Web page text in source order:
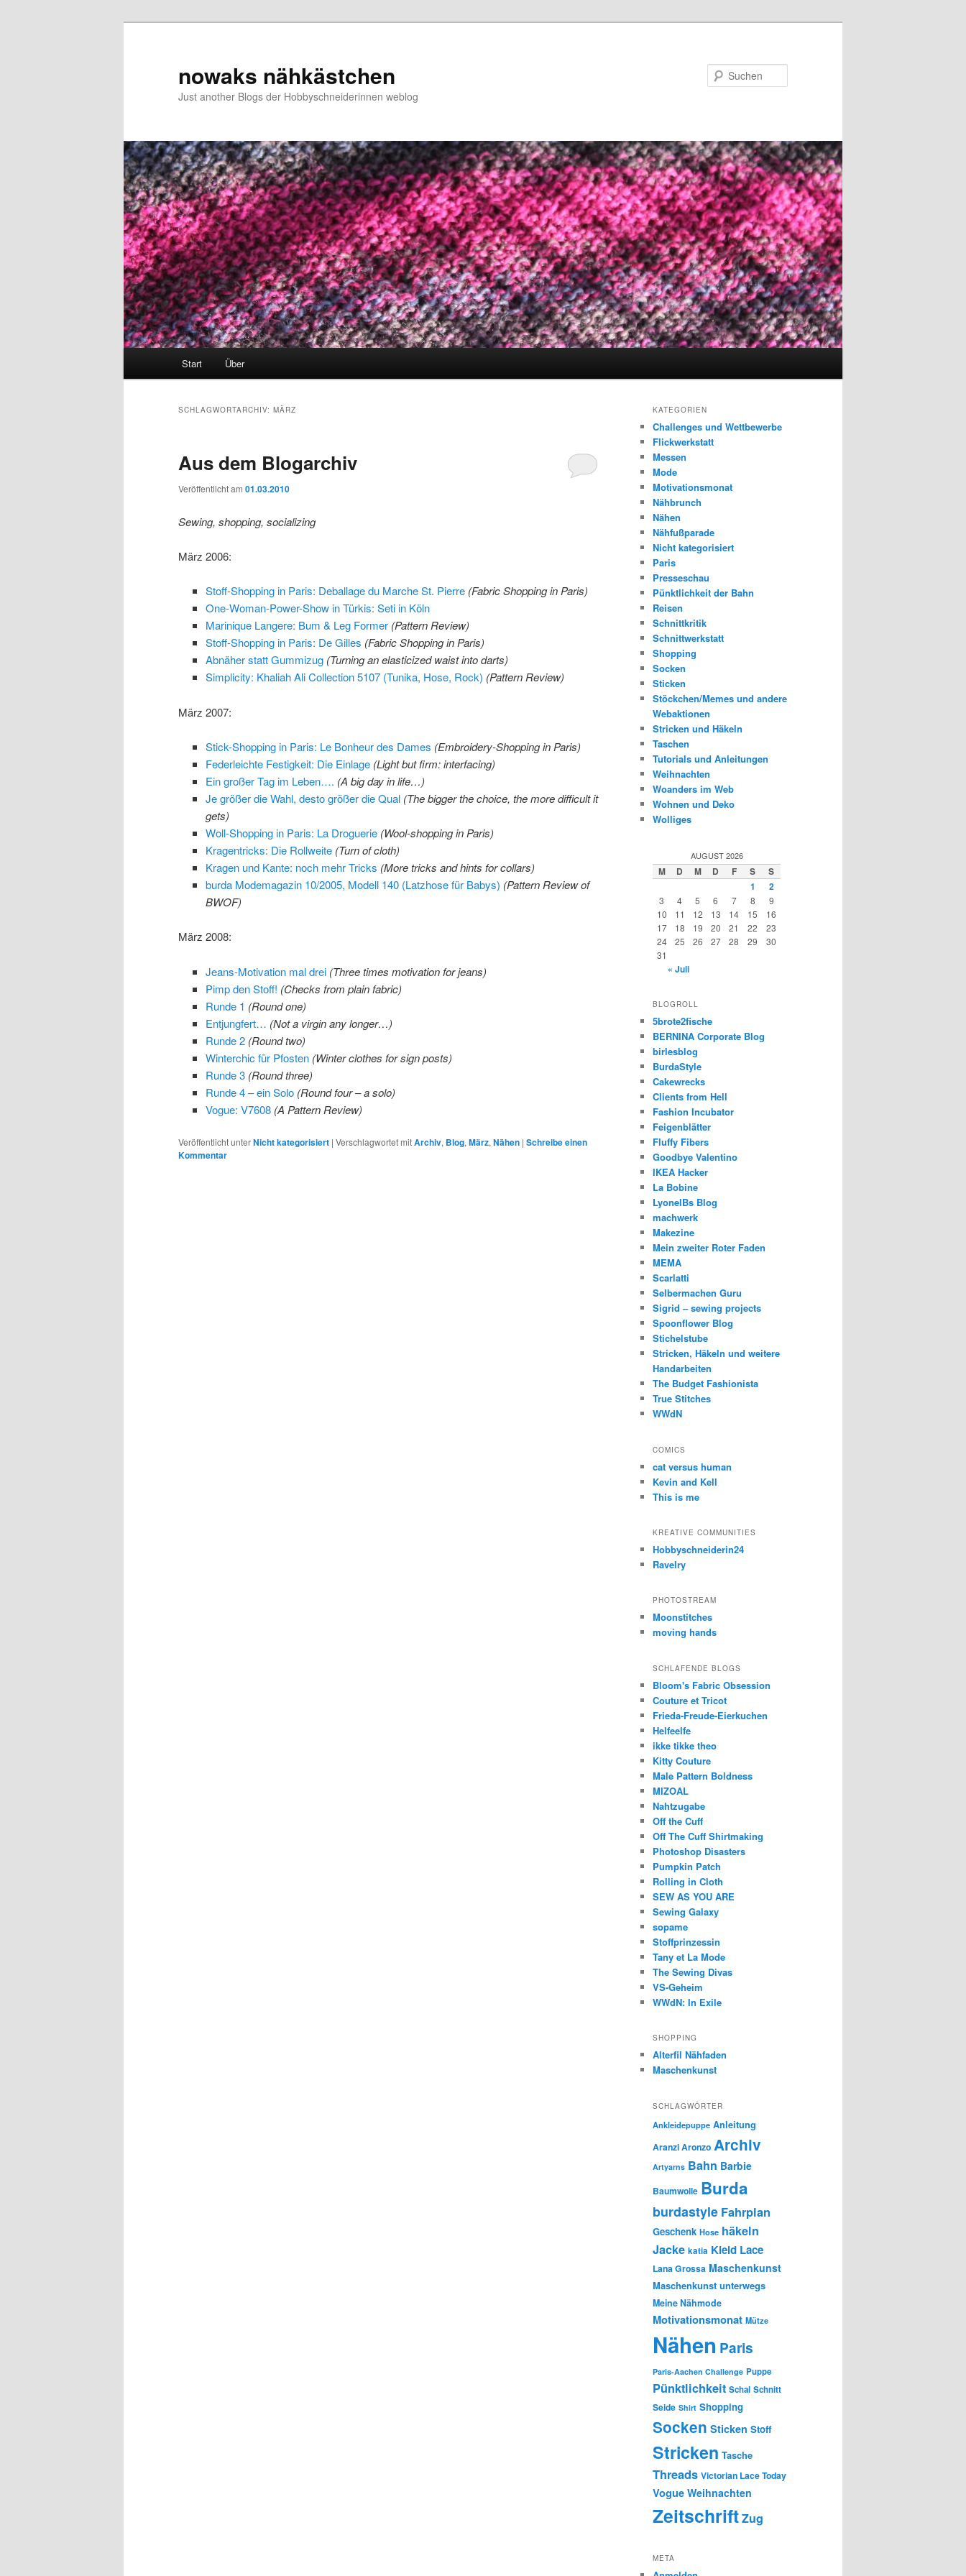
nowaks nähkästchen
Just another Blogs der Hobbyschneiderinnen weblog
Start Über
SCHLAGWORTARCHIV: MÄRZ
Aus dem Blogarchiv
Veröffentlicht am 01.03.2010
Sewing, shopping, socializing
März 2006:
Stoff-Shopping in Paris: Deballage du Marche St. Pierre (Fabric Shopping in Paris)
One-Woman-Power-Show in Türkis: Seti in Köln
Marinique Langere: Bum & Leg Former (Pattern Review)
Stoff-Shopping in Paris: De Gilles (Fabric Shopping in Paris)
Abnäher statt Gummizug (Turning an elasticized waist into darts)
Simplicity: Khaliah Ali Collection 5107 (Tunika, Hose, Rock) (Pattern Review)
März 2007:
Stick-Shopping in Paris: Le Bonheur des Dames (Embroidery-Shopping in Paris)
Federleichte Festigkeit: Die Einlage (Light but firm: interfacing)
Ein großer Tag im Leben…. (A big day in life…)
Je größer die Wahl, desto größer die Qual (The bigger the choice, the more difficult it
gets)
Woll-Shopping in Paris: La Droguerie (Wool-shopping in Paris)
Kragentricks: Die Rollweite (Turn of cloth)
Kragen und Kante: noch mehr Tricks (More tricks and hints for collars)
burda Modemagazin 10/2005, Modell 140 (Latzhose für Babys) (Pattern Review of
BWOF)
März 2008:
Jeans-Motivation mal drei (Three times motivation for jeans)
Pimp den Stoff! (Checks from plain fabric)
Runde 1 (Round one)
Entjungfert… (Not a virgin any longer…)
Runde 2 (Round two)
Winterchic für Pfosten (Winter clothes for sign posts)
Runde 3 (Round three)
Runde 4 – ein Solo (Round four – a solo)
Vogue: V7608 (A Pattern Review)
Veröffentlicht unterNicht kategorisiert | Verschlagwortet mitArchiv, Blog, März, Nähen | Schreibe einen
Kommentar
KATEGORIEN
Challenges und Wettbewerbe
Flickwerkstatt
Messen
Mode
Motivationsmonat
Nähbrunch
Nähen
Nähfußparade
Nicht kategorisiert
Paris
Presseschau
Pünktlichkeit der Bahn
Reisen
Schnittkritik
Schnittwerkstatt
Shopping
Socken
Sticken
Stöckchen/Memes und andere
Webaktionen
Stricken und Häkeln
Taschen
Tutorials und Anleitungen
Weihnachten
Woanders im Web
Wohnen und Deko
Wolliges
AUGUST 2026
M D M D F S
S
1
2
3 4 5 6 7 8
9
10
11 12 13 14 15
16
17
18 19 20 21 22
23
24
25 26 27 28 29
30
31
« Juli
BLOGROLL
5brote2fische
BERNINA Corporate Blog
birlesblog
BurdaStyle
Cakewrecks
Clients from Hell
Fashion Incubator
Feigenblätter
Fluffy Fibers
Goodbye Valentino
IKEA Hacker
La Bobine
LyonelBs Blog
machwerk
Makezine
Mein zweiter Roter Faden
MEMA
Scarlatti
Selbermachen Guru
Sigrid – sewing projects
Spoonflower Blog
Stichelstube
Stricken, Häkeln und weitere
Handarbeiten
The Budget Fashionista
True Stitches
WWdN
COMICS
cat versus human
Kevin and Kell
This is me
KREATIVE COMMUNITIES
Hobbyschneiderin24
Ravelry
PHOTOSTREAM
Moonstitches
moving hands
SCHLAFENDE BLOGS
Bloom's Fabric Obsession
Couture et Tricot
Frieda-Freude-Eierkuchen
Helfeelfe
ikke tikke theo
Kitty Couture
Male Pattern Boldness
MIZOAL
Nahtzugabe
Off the Cuff
Off The Cuff Shirtmaking
Photoshop Disasters
Pumpkin Patch
Rolling in Cloth
SEW AS YOU ARE
Sewing Galaxy
sopame
Stoffprinzessin
Tany et La Mode
The Sewing Divas
VS-Geheim
WWdN: In Exile
SHOPPING
Alterfil Nähfaden
Maschenkunst
SCHLAGWÖRTER
Ankleidepuppe Anleitung
Aranzi Aronzo Archiv
Artyarns Bahn Barbie
Baumwolle Burda
burdastyle Fahrplan
Geschenk Hose häkeln
Jacke katia Kleid Lace
Lana Grossa Maschenkunst
Maschenkunst unterwegs
Meine Nähmode
Motivationsmonat Mütze
Nähen Paris
Paris-Aachen Challenge Puppe
Pünktlichkeit Schal Schnitt
Seide Shirt Shopping
Socken Sticken Stoff
Stricken Tasche
Threads Victorian Lace Today
Vogue Weihnachten
ZeitschriftZug
META